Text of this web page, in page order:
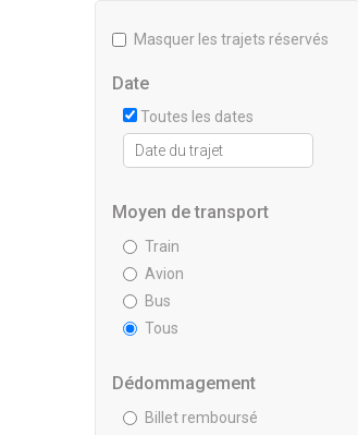
Masquer les trajets réservés
Date
Toutes les dates
Moyen de transport
Train
Avion
Bus
Tous
Dédommagement
Billet remboursé